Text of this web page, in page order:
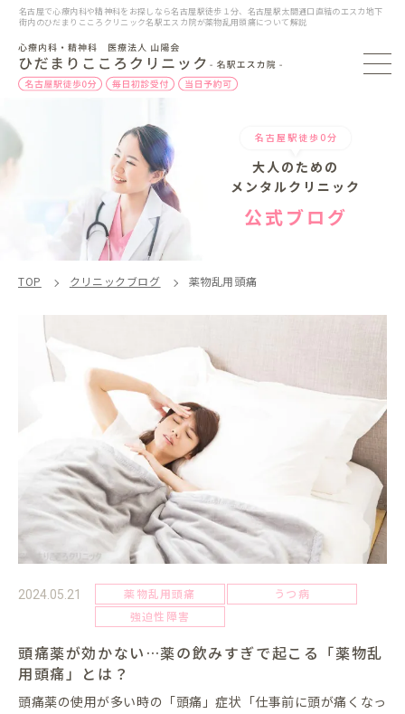
名古屋で心療内科や精神科をお探しなら名古屋駅徒歩１分、名古屋駅太閤通口直結のエスカ地下
街内のひだまりこころクリニック名駅エスカ院が薬物乱用頭痛について解説
名古屋駅徒歩0分
大人のための
メンタルクリニック
公式ブログ
TOP クリニックブログ 薬物乱用頭痛
2024.05.21 薬物乱用頭痛
うつ病
強迫性障害
頭痛薬が効かない…薬の飲みすぎで起こる「薬物乱
用頭痛」とは？
頭痛薬の使用が多い時の「頭痛」症状「仕事前に頭が痛くなっ